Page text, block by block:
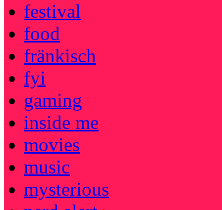
festival
food
fränkisch
fyi
gaming
inside me
movies
music
mysterious